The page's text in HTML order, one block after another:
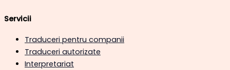
Servicii
Traduceri pentru companii
Traduceri autorizate
Interpretariat